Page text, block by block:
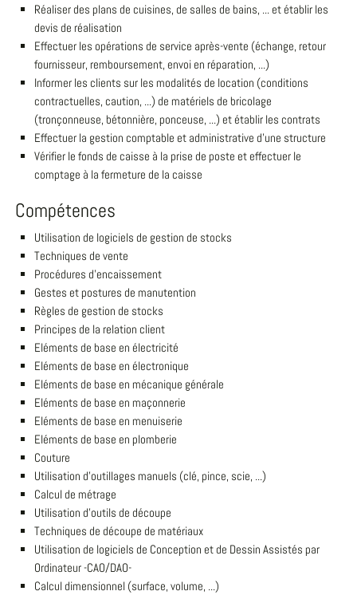
Réaliser des plans de cuisines, de salles de bains, ... et établir les
devis de réalisation
Effectuer les opérations de service après-vente (échange, retour
fournisseur, remboursement, envoi en réparation, ...)
Informer les clients sur les modalités de location (conditions
contractuelles, caution, ...) de matériels de bricolage
(tronçonneuse, bétonnière, ponceuse, ...) et établir les contrats
Effectuer la gestion comptable et administrative d'une structure
Vérifier le fonds de caisse à la prise de poste et effectuer le
comptage à la fermeture de la caisse
Compétences
Utilisation de logiciels de gestion de stocks
Techniques de vente
Procédures d'encaissement
Gestes et postures de manutention
Règles de gestion de stocks
Principes de la relation client
Eléments de base en électricité
Eléments de base en électronique
Eléments de base en mécanique générale
Eléments de base en maçonnerie
Eléments de base en menuiserie
Eléments de base en plomberie
Couture
Utilisation d'outillages manuels (clé, pince, scie, ...)
Calcul de métrage
Utilisation d'outils de découpe
Techniques de découpe de matériaux
Utilisation de logiciels de Conception et de Dessin Assistés par
Ordinateur -CAO/DAO-
Calcul dimensionnel (surface, volume, ...)